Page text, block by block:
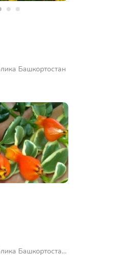
Башкортостан
Башкортостан,